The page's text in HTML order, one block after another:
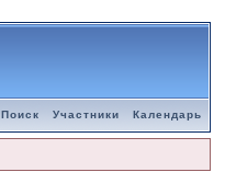
Поиск Участники Календарь